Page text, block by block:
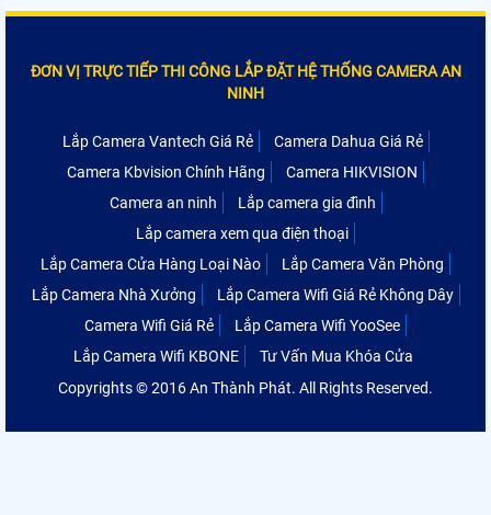
ĐƠN VỊ TRỰC TIẾP THI CÔNG LẮP ĐẶT HỆ THỐNG CAMERA AN
NINH
Lắp Camera Vantech Giá Rẻ
Camera Dahua Giá Rẻ
Camera Kbvision Chính Hãng
Camera HIKVISION
Camera an ninh
Lắp camera gia đình
Lắp camera xem qua điện thoại
Lắp Camera Cửa Hàng Loại Nào
Lắp Camera Văn Phòng
Lắp Camera Nhà Xưởng
Lắp Camera Wifi Giá Rẻ Không Dây
Camera Wifi Giá Rẻ
Lắp Camera Wifi YooSee
Lắp Camera Wifi KBONE
Tư Vấn Mua Khóa Cửa
Copyrights © 2016 An Thành Phát. All Rights Reserved.